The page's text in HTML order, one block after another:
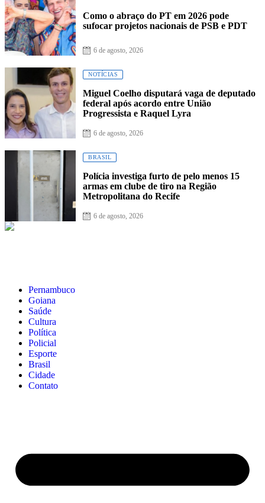
Como o abraço do PT em 2026 pode
sufocar projetos nacionais de PSB e PDT
6 de agosto, 2026
NOTÍCIAS
Miguel Coelho disputará vaga de deputado
federal após acordo entre União
Progressista e Raquel Lyra
6 de agosto, 2026
BRASIL
Polícia investiga furto de pelo menos 15
armas em clube de tiro na Região
Metropolitana do Recife
6 de agosto, 2026
Pernambuco
Goiana
Saúde
Cultura
Política
Policial
Esporte
Brasil
Cidade
Contato